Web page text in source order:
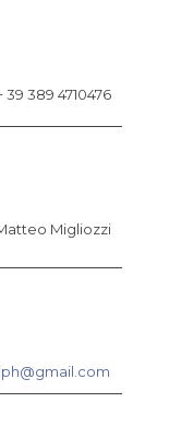
39 389 4710476
Migliozzi